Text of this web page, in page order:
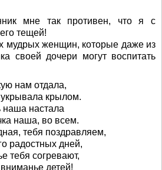
мне так противен, что я с
тещей!
мудрых женщин, которые даже из
своей дочери могут воспитать
нам отдала,
крылом.
наша настала
наша, во всем.
тебя поздравляем,
радостных дней,
тебя согревают,
детей!